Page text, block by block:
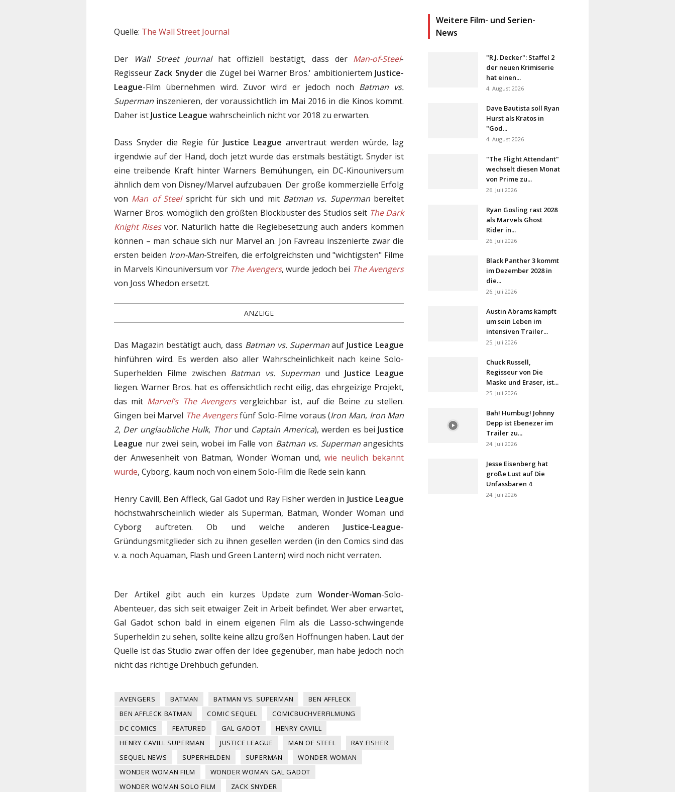
Quelle: The Wall Street Journal
Der Wall Street Journalhat offiziell bestätigt, dass der Man-of-Steel-
Regisseur Zack Snyderdie Zügel bei Warner Bros.' ambitioniertem Justice-
League-Film übernehmen wird. Zuvor wird er jedoch noch Batman vs.
Superman inszenieren, der voraussichtlich im Mai 2016 in die Kinos kommt.
Daher ist Justice League wahrscheinlich nicht vor 2018 zu erwarten.
Dass Snyder die Regie für Justice League anvertraut werden würde, lag
irgendwie auf der Hand, doch jetzt wurde das erstmals bestätigt. Snyder ist
eine treibende Kraft hinter Warners Bemühungen, ein DC-Kinouniversum
ähnlich dem von Disney/Marvel aufzubauen. Der große kommerzielle Erfolg
von Man of Steelspricht für sich und mit Batman vs. Supermanbereitet
Warner Bros. womöglich den größten Blockbuster des Studios seit The Dark
Knight Risesvor. Natürlich hätte die Regiebesetzung auch anders kommen
können – man schaue sich nur Marvel an. Jon Favreau inszenierte zwar die
ersten beiden Iron-Man-Streifen, die erfolgreichsten und "wichtigsten" Filme
in Marvels Kinouniversum vor The Avengers, wurde jedoch bei The Avengers
von Joss Whedon ersetzt.
ANZEIGE
Das Magazin bestätigt auch, dass Batman vs. Supermanauf Justice League
hinführen wird. Es werden also aller Wahrscheinlichkeit nach keine Solo-
Superhelden Filme zwischen Batman vs. Supermanund Justice League
liegen. Warner Bros. hat es offensichtlich recht eilig, das ehrgeizige Projekt,
das mit Marvel’s The Avengersvergleichbar ist, auf die Beine zu stellen.
Gingen bei Marvel The Avengersfünf Solo-Filme voraus (Iron Man, Iron Man
2, Der unglaubliche Hulk, Thorund Captain America), werden es bei Justice
League nur zwei sein, wobei im Falle von Batman vs. Supermanangesichts
der Anwesenheit von Batman, Wonder Woman und,wie neulich bekannt
wurde, Cyborg, kaum noch von einem Solo-Film die Rede sein kann.
Henry Cavill, Ben Affleck, Gal Gadot und Ray Fisher werden in Justice League
höchstwahrscheinlich wieder als Superman, Batman, Wonder Woman und
Cyborg auftreten. Ob und welche anderen Justice-League-
Gründungsmitglieder sich zu ihnen gesellen werden (in den Comics sind das
v. a. noch Aquaman, Flash und Green Lantern) wird noch nicht verraten.
Der Artikel gibt auch ein kurzes Update zumWonder-Woman-Solo-
Abenteuer, das sich seit etwaiger Zeit in Arbeit befindet. Wer aber erwartet,
Gal Gadot schon bald in einem eigenen Film als die Lasso-schwingende
Superheldin zu sehen, sollte keine allzu großen Hoffnungen haben. Laut der
Quelle ist das Studio zwar offen der Idee gegenüber, man habe jedoch noch
nicht das richtige Drehbuch gefunden.
AVENGERS BATMAN BATMAN VS. SUPERMAN
BEN AFFLECK
BEN AFFLECK BATMAN
COMIC SEQUEL
COMICBUCHVERFILMUNG
DC COMICS
FEATURED GAL GADOT
HENRY CAVILL
HENRY CAVILL SUPERMAN
JUSTICE LEAGUE MAN OF STEEL
RAY FISHER
SEQUEL NEWS
SUPERHELDEN SUPERMAN
WONDER WOMAN
WONDER WOMAN FILM
WONDER WOMAN GAL GADOT
WONDER WOMAN SOLO FILM
ZACK SNYDER
Weitere Film- und Serien-
News
"R.J. Decker": Staffel 2
der neuen Krimiserie
hat einen...
4. August 2026
Dave Bautista soll Ryan
Hurst als Kratos in
"God...
4. August 2026
"The Flight Attendant"
wechselt diesen Monat
von Prime zu...
26. Juli 2026
Ryan Gosling rast 2028
als Marvels Ghost
Rider in...
26. Juli 2026
Black Panther 3 kommt
im Dezember 2028 in
die...
26. Juli 2026
Austin Abrams kämpft
um sein Leben im
intensiven Trailer...
25. Juli 2026
Chuck Russell,
Regisseur von Die
Maske und Eraser, ist...
25. Juli 2026
Bah! Humbug! Johnny
Depp ist Ebenezer im
Trailer zu...
24. Juli 2026
Jesse Eisenberg hat
große Lust auf Die
Unfassbaren 4
24. Juli 2026